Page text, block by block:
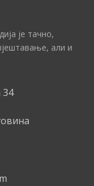
је тачно,
али и